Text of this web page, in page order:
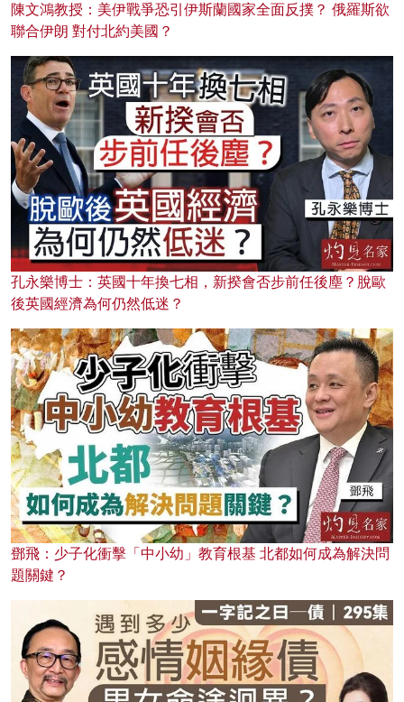
陳文鴻教授：美伊戰爭恐引伊斯蘭國家全面反撲？ 俄羅斯欲
聯合伊朗 對付北約美國？
孔永樂博士：英國十年換七相，新揆會否步前任後塵？脫歐
後英國經濟為何仍然低迷？
鄧飛：少子化衝擊「中小幼」教育根基 北都如何成為解決問
題關鍵？